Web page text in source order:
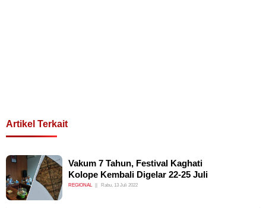
Artikel Terkait
Vakum 7 Tahun, Festival Kaghati
Kolope Kembali Digelar 22-25 Juli
REGIONAL Rabu, 13 Juli 2022